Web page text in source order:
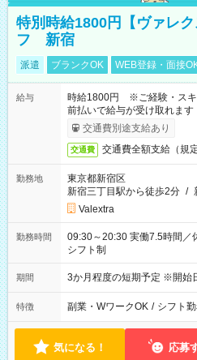
特別時給1800円【ヴァレ
フ 新宿
派遣 ブランクOK WEB登録・面接
給与
時給1800円 ※ご経験・スキ
前払いで給与が受け取れます
交通費別途支給あり
交通費 交通費全額支給（規
勤務地
東京都新宿区
新宿三丁目駅から徒歩2分 /
Valextra
勤務時間
09:30～20:30 実働7.5時間／休憩1.5時間 営業時間に合わせた
シフト制
期間 3か月程度の短期予定 ※開始
特徴 副業・WワークOK / シフト
気になる！ 応募